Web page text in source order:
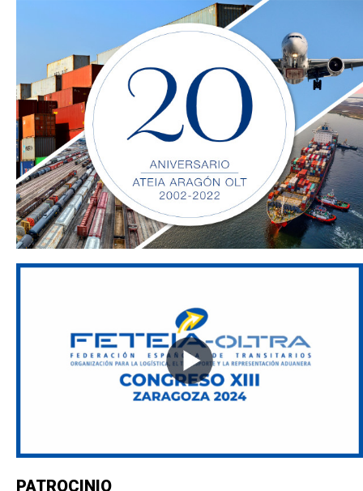
PATROCINIO